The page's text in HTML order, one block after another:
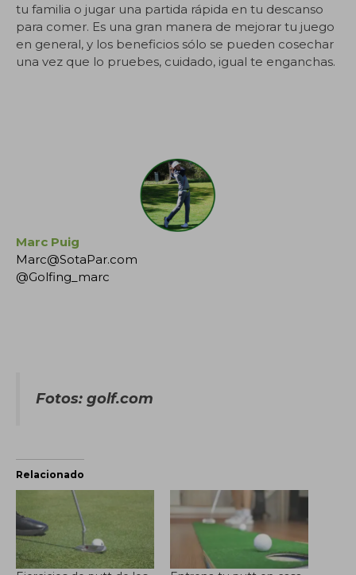
tu familia o jugar una partida rápida en tu descanso
para comer. Es una gran manera de mejorar tu juego
en general, y los beneficios sólo se pueden cosechar
una vez que lo pruebes, cuidado, igual te enganchas.
Marc Puig
Marc@SotaPar.com
@Golfing_marc
Fotos: golf.com
Relacionado